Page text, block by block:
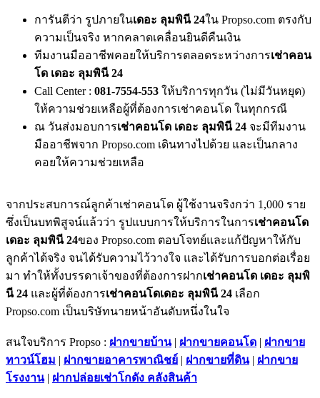
การันตีว่า รูปภายในเดอะ ลุมพินี 24ใน Propso.com ตรงกับ
ความเป็นจริง หากคลาดเคลื่อนยินดีคืนเงิน
ทีมงานมืออาชีพคอยให้บริการตลอดระหว่างการเช่าคอน
โด เดอะ ลุมพินี 24
Call Center : 081-7554-553 ให้บริการทุกวัน (ไม่มีวันหยุด)
ให้ความช่วยเหลือผู้ที่ต้องการเช่าคอนโด ในทุกกรณี
ณ วันส่งมอบการเช่าคอนโด เดอะ ลุมพินี 24 จะมีทีมงาน
มืออาชีพจาก Propso.com เดินทางไปด้วย และเป็นกลาง
คอยให้ความช่วยเหลือ
จากประสบการณ์ลูกค้าเช่าคอนโด ผู้ใช้งานจริงกว่า 1,000 ราย
ซึ่งเป็นบทพิสูจน์แล้วว่า รูปแบบการให้บริการในการเช่าคอนโด
เดอะ ลุมพินี 24ของ Propso.com ตอบโจทย์และแก้ปัญหาให้กับ
ลูกค้าได้จริง จนได้รับความไว้วางใจ และได้รับการบอกต่อเรื่อย
มา ทำให้ทั้งบรรดาเจ้าของที่ต้องการฝากเช่าคอนโด เดอะ ลุมพิ
นี 24 และผู้ที่ต้องการเช่าคอนโดเดอะ ลุมพินี 24 เลือก
Propso.com เป็นบริษัทนายหน้าอันดับหนึ่งในใจ
สนใจบริการ Propso : ฝากขายบ้าน| ฝากขายคอนโด | ฝากขาย
ทาวน์โฮม | ฝากขายอาคารพาณิชย์ | ฝากขายที่ดิน| ฝากขาย
โรงงาน| ฝากปล่อยเช่าโกดัง คลังสินค้า